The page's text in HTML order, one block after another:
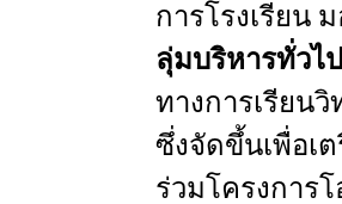
การโรงเรียน ม
ลุ่มบริหารทั่วไป
ทางการเรียน
ซึ่งจัดขึ้นเพื่อเ
ร่วมโครงการ